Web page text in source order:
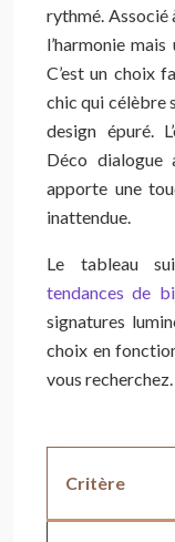
rythmé. Associé
l’harmonie
C’est un choix
chic qui célèbre
design épuré.
Déco dialogue
apporte une
inattendue.
Le tableau
tendances de
signatures
choix en
vous recherchez.
Critère